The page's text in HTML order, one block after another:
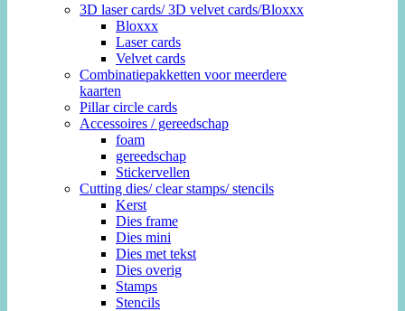
3D laser cards/ 3D velvet cards/Bloxxx
Bloxxx
Laser cards
Velvet cards
Combinatiepakketten voor meerdere
kaarten
Pillar circle cards
Accessoires / gereedschap
foam
gereedschap
Stickervellen
Cutting dies/ clear stamps/ stencils
Kerst
Dies frame
Dies mini
Dies met tekst
Dies overig
Stamps
Stencils